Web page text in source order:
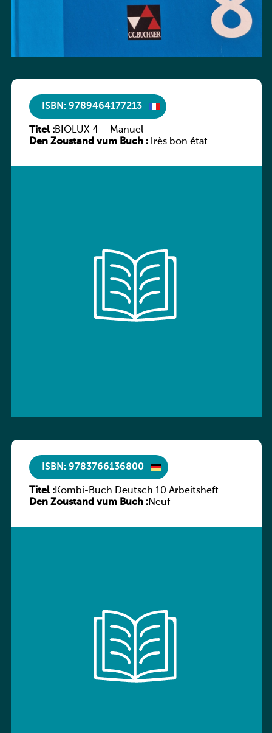
ISBN: 9789464177213
Titel :BIOLUX 4 – Manuel
Den Zoustand vum Buch :Très bon état
ISBN: 9783766136800
Titel :Kombi-Buch Deutsch 10 Arbeitsheft
Den Zoustand vum Buch :Neuf